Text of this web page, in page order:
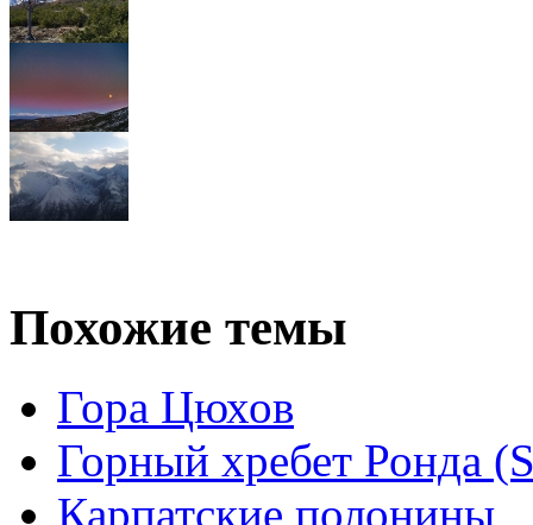
Похожие темы
Гора Цюхов
Горный хребет Ронда
Карпатские полонины